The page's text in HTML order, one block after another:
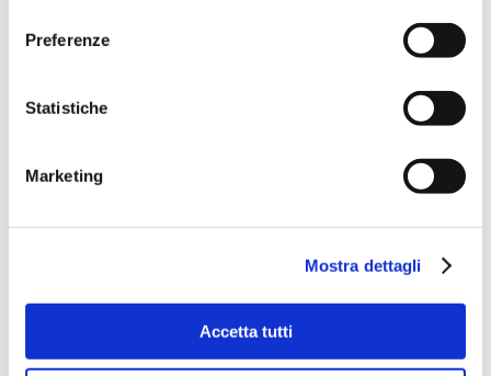
Preferenze
Statistiche
Marketing
Mostra dettagli
Accetta tutti
INTERESSARTI
BENESSERE, HAMMAM, RITUALI
RITUALI DEL MASSAGGIO: